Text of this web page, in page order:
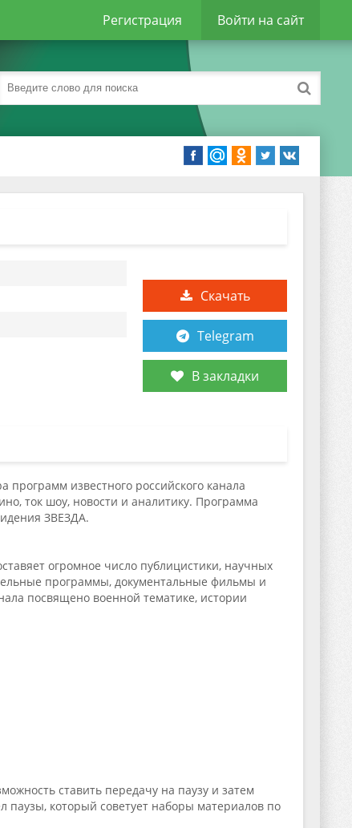
Регистрация Войти на сайт
Скачать
Telegram
В закладки
известного российского канала
ток шоу, новости и аналитику. Программа
ЗВЕЗДА.
огромное число публицистики, научных
программы, документальные фильмы и
посвящено военной тематике, истории
ставить передачу на паузу и затем
паузы, который советует наборы материалов по